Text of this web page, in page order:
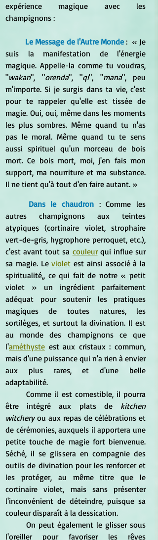
expérience magique avec les
champignons :
Le Message de l'Autre Monde :  « Je
suis la manifestation de l'énergie
magique. Appelle-la comme tu voudras,
"wakan", "orenda", "qi", "mana", peu
m'importe. Si je surgis dans ta vie, c'est
pour te rappeler qu'elle est tissée de
magie. Oui, oui, même dans les moments
les plus sombres. Même quand tu n'as
pas le moral. Même quand tu te sens
aussi spirituel qu'un morceau de bois
mort. Ce bois mort, moi, j'en fais mon
support, ma nourriture et ma substance.
Il ne tient qu'à tout d'en faire autant. »
Dans le chaudron : Comme les
autres champignons aux teintes
atypiques (cortinaire violet, strophaire
vert-de-gris, hygrophore perroquet, etc.),
c'est avant tout sa couleur qui influe sur
sa magie. Le violet est ainsi associé à la
spiritualité,, ce qui fait de notre « petit
violet » un ingrédient parfaitement
adéquat pour soutenir les pratiques
magiques de toutes natures, les
sortilèges, et surtout la divination. Il est
au monde des champignons ce que
l'améthyste est aux cristaux : commun,
mais d'une puissance qui n'a rien à envier
aux plus rares, et d'une belle
adaptabilité.
	Comme il est comestible, il pourra
être intégré aux plats de kitchen
witchery ou aux repas de célébrations et
de cérémonies, auxquels il apportera une
petite touche de magie fort bienvenue.
Séché, il se glissera en compagnie des
outils de divination pour les renforcer et
les protéger, au même titre que le
cortinaire violet, mais sans présenter
l'inconvénient de déteindre, puisque sa
couleur disparaît à la dessication.
l'oreiller pour favoriser les rêves